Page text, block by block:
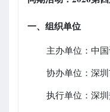
一、组织单位
主办单位：中
协办单位：深
执行单位：深